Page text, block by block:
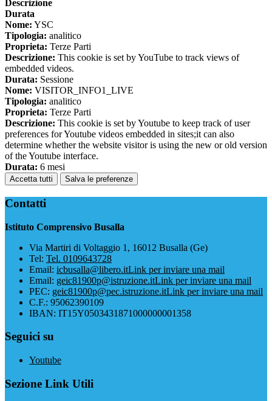
Descrizione
Durata
Nome: YSC
Tipologia: analitico
Proprieta: Terze Parti
Descrizione: This cookie is set by YouTube to track views of
embedded videos.
Durata: Sessione
Nome: VISITOR_INFO1_LIVE
Tipologia: analitico
Proprieta: Terze Parti
Descrizione: This cookie is set by Youtube to keep track of user
preferences for Youtube videos embedded in sites;it can also
determine whether the website visitor is using the new or old version
of the Youtube interface.
Durata: 6 mesi
Accetta tutti Salva le preferenze
Contatti
Istituto Comprensivo Busalla
Via Martiri di Voltaggio 1, 16012 Busalla (Ge)
Tel: Tel. 0109643728
Email: icbusalla@libero.itLink per inviare una mail
Email: geic81900p@istruzione.itLink per inviare una mail
PEC: geic81900p@pec.istruzione.itLink per inviare una mail
C.F.: 95062390109
IBAN: IT15Y0503431871000000001358
Seguici su
Youtube
Sezione Link Utili